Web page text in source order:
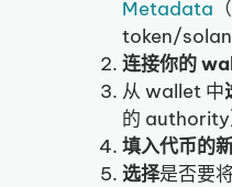
Metadata
token/
连接你的
从 wallet 中
的 authority
填入代币的
选择是否要